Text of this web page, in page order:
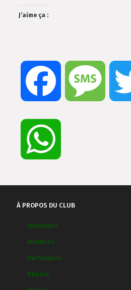
J’aime ça :
Facebook
À PROPOS DU CLUB
Historique
Membres
Partenaires
Photos